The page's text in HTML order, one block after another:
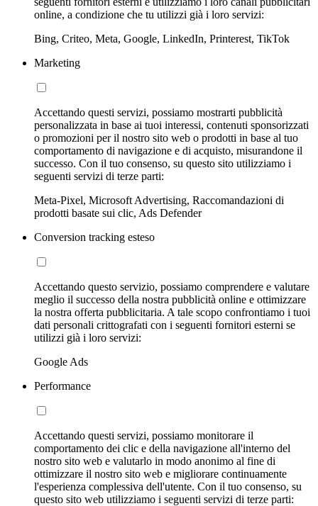
online, a condizione che tu utilizzi già i loro servizi:
Bing, Criteo, Meta, Google, LinkedIn, Printerest, TikTok
Marketing
Accettando questi servizi, possiamo mostrarti pubblicità
personalizzata in base ai tuoi interessi, contenuti sponsorizzati
o promozioni per il nostro sito web o prodotti in base al tuo
comportamento di navigazione e di acquisto, misurandone il
successo. Con il tuo consenso, su questo sito utilizziamo i
seguenti servizi di terze parti:
Meta-Pixel, Microsoft Advertising, Raccomandazioni di
prodotti basate sui clic, Ads Defender
Conversion tracking esteso
Accettando questo servizio, possiamo comprendere e valutare
meglio il successo della nostra pubblicità online e ottimizzare
la nostra offerta pubblicitaria. A tale scopo confrontiamo i tuoi
dati personali crittografati con i seguenti fornitori esterni se
utilizzi già i loro servizi:
Google Ads
Performance
Accettando questi servizi, possiamo monitorare il
comportamento dei clic e della navigazione all'interno del
nostro sito web e valutarlo in modo anonimo al fine di
ottimizzare il nostro sito web e migliorare continuamente
l'esperienza complessiva dell'utente. Con il tuo consenso, su
questo sito web utilizziamo i seguenti servizi di terze parti: